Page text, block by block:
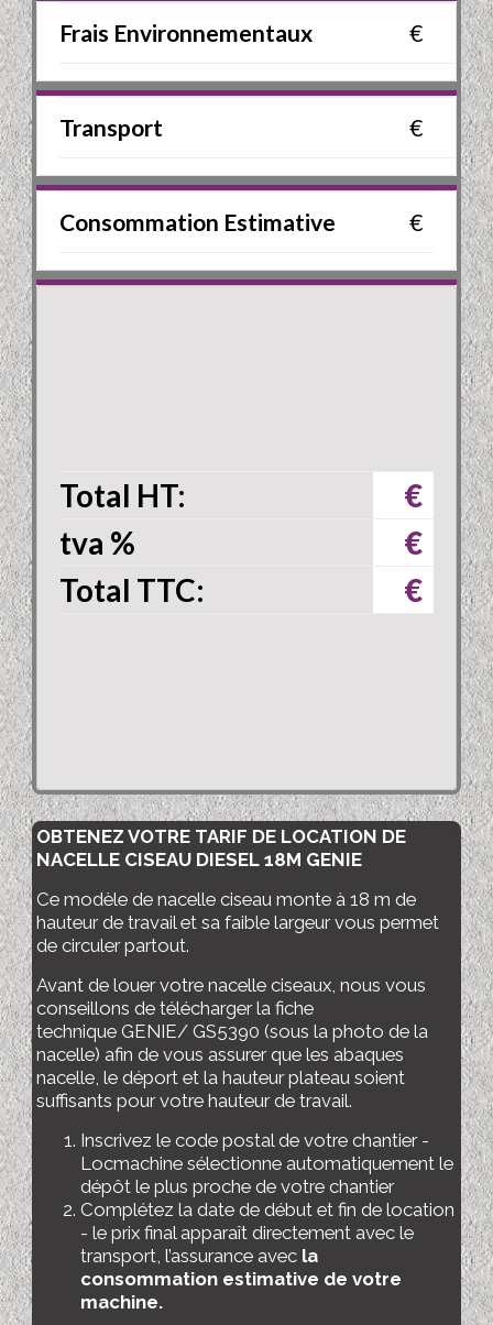
Frais Environnementaux €
Transport €
Consommation Estimative €
Total HT:
€
tva %
€
Total TTC:
€
OBTENEZ VOTRE TARIF DE LOCATION DE
NACELLE CISEAU DIESEL 18M GENIE
Ce modèle de nacelle ciseau monte à 18 m de
hauteur de travail et sa faible largeur vous permet
de circuler partout.
Avant de louer votre nacelle ciseaux, nous vous
conseillons de télécharger la fiche
technique GENIE/ GS5390 (sous la photo de la
nacelle) afin de vous assurer que les abaques
nacelle, le déport et la hauteur plateau soient
suffisants pour votre hauteur de travail.
Inscrivez le code postal de votre chantier -
Locmachine sélectionne automatiquement le
dépôt le plus proche de votre chantier
Complétez la date de début et fin de location
- le prix final apparaît directement avec le
transport, l’assurance avec la
consommation estimative de votre
machine.